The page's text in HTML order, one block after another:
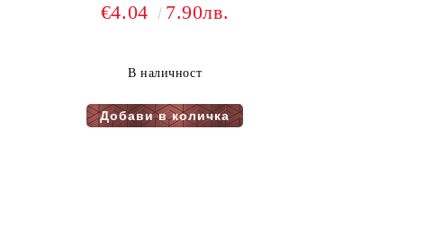
€4.04 7.90лв.
В наличност